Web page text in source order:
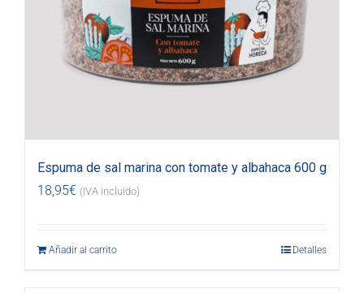
Espuma de sal marina con tomate y albahaca 600 g
18,95€ (IVA incluido)
Añadir al carrito Detalles